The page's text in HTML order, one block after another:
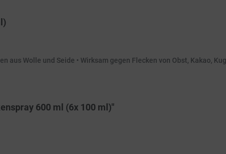
aus Wolle und Seide • Wirksam gegen Flecken von Obst, Kakao,
600 ml (6x 100 ml)"